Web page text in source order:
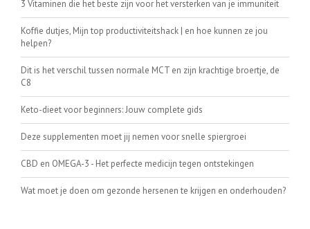
3 Vitaminen die het beste zijn voor het versterken van je immuniteit
Koffie dutjes, Mijn top productiviteitshack | en hoe kunnen ze jou
helpen?
Dit is het verschil tussen normale MCT en zijn krachtige broertje, de
C8
Keto-dieet voor beginners: Jouw complete gids
Deze supplementen moet jij nemen voor snelle spiergroei
CBD en OMEGA-3 - Het perfecte medicijn tegen ontstekingen
Wat moet je doen om gezonde hersenen te krijgen en onderhouden?